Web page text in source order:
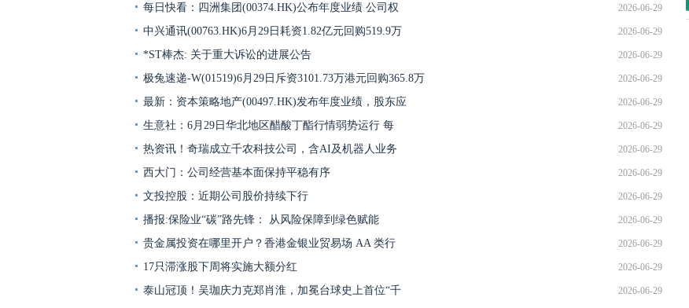
每日快看：四洲集团(00374.HK)公布年度业绩 公司权 2026-06-29
中兴通讯(00763.HK)6月29日耗资1.82亿元回购519.9万 2026-06-29
*ST棒杰: 关于重大诉讼的进展公告 2026-06-29
极兔速递-W(01519)6月29日斥资3101.73万港元回购365.8万
股
2026-06-29
最新：资本策略地产(00497.HK)发布年度业绩，股东应 2026-06-29
生意社：6月29日华北地区醋酸丁酯行情弱势运行 每 2026-06-29
热资讯！奇瑞成立千农科技公司，含AI及机器人业务 2026-06-29
西大门：公司经营基本面保持平稳有序 2026-06-29
文投控股：近期公司股价持续下行 2026-06-29
播报:保险业“碳”路先锋： 从风险保障到绿色赋能 2026-06-29
贵金属投资在哪里开户？香港金银业贸易场 AA 类行 2026-06-29
17只滞涨股下周将实施大额分红 2026-06-29
泰山冠顶！吴珈庆力克郑肖淮，加冕台球史上首位“千 2026-06-29